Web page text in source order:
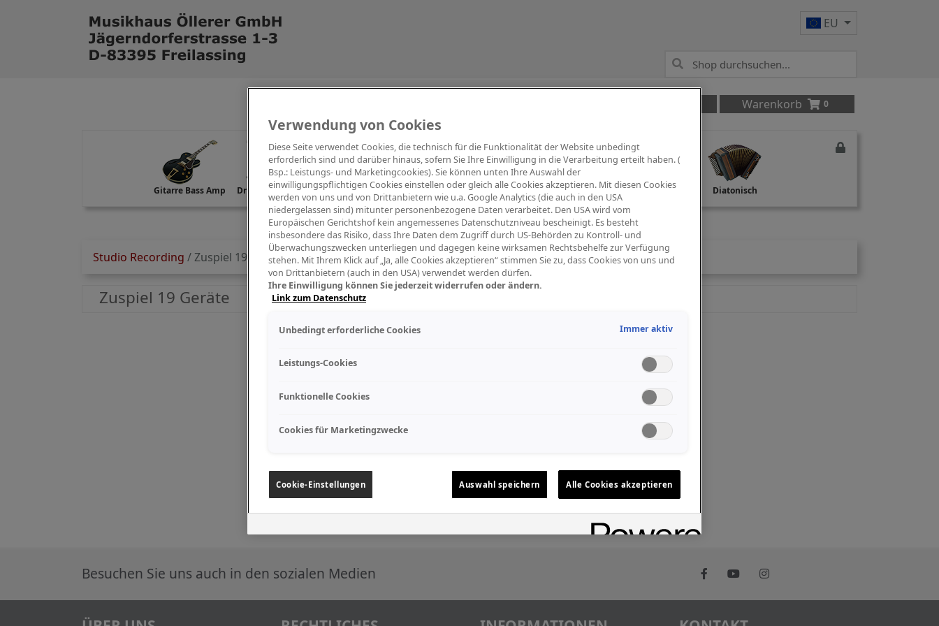
EU
Warenkorb 0
Gitarre Bass Amp Drums Percussion Digitalpiano Keys Blasinstrumente Orchester PA Mikrofon Studio Recording Diatonisch
Studio Recording /Zuspiel 19 Geräte
Zuspiel 19 Geräte
Besuchen Sie uns auch in den sozialen Medien
Verwendung von Cookies
Diese Seite verwendet Cookies, die technisch für die Funktionalität der Website unbedingt
erforderlich sind und darüber hinaus, sofern Sie Ihre Einwilligung in die Verarbeitung erteilt haben. (
Bsp.: Leistungs- und Marketingcookies). Sie können unten Ihre Auswahl der
einwilligungspflichtigen Cookies einstellen oder gleich alle Cookies akzeptieren. Mit diesen Cookies
werden von uns und von Drittanbietern wie u.a. Google Analytics (die auch in den USA
niedergelassen sind) mitunter personenbezogene Daten verarbeitet. Den USA wird vom
Europäischen Gerichtshof kein angemessenes Datenschutzniveau bescheinigt. Es besteht
insbesondere das Risiko, dass Ihre Daten dem Zugriff durch US-Behörden zu Kontroll- und
Überwachungszwecken unterliegen und dagegen keine wirksamen Rechtsbehelfe zur Verfügung
stehen. Mit Ihrem Klick auf „Ja, alle Cookies akzeptieren“ stimmen Sie zu, dass Cookies von uns und
von Drittanbietern (auch in den USA) verwendet werden dürfen.
Ihre Einwilligung können Sie jederzeit widerrufen oder ändern.
Link zum Datenschutz
Unbedingt erforderliche Cookies Immer aktiv
Leistungs-Cookies
Funktionelle Cookies
Cookies für Marketingzwecke
Cookie-Einstellungen Auswahl speichern Alle Cookies akzeptieren